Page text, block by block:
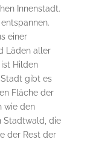
Innenstadt.
einer
Läden aller
Hilden
gibt es
Fläche der
wie den
Stadtwald, die
der Rest der